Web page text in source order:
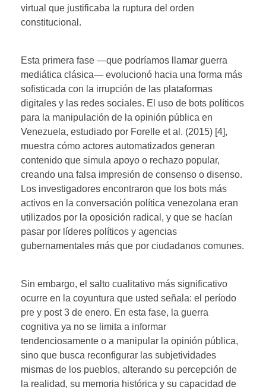
virtual que justificaba la ruptura del orden
constitucional.
Esta primera fase —que podríamos llamar guerra
mediática clásica— evolucionó hacia una forma más
sofisticada con la irrupción de las plataformas
digitales y las redes sociales. El uso de bots políticos
para la manipulación de la opinión pública en
Venezuela, estudiado por Forelle et al. (2015) [4],
muestra cómo actores automatizados generan
contenido que simula apoyo o rechazo popular,
creando una falsa impresión de consenso o disenso.
Los investigadores encontraron que los bots más
activos en la conversación política venezolana eran
utilizados por la oposición radical, y que se hacían
pasar por líderes políticos y agencias
gubernamentales más que por ciudadanos comunes.
Sin embargo, el salto cualitativo más significativo
ocurre en la coyuntura que usted señala: el período
pre y post 3 de enero. En esta fase, la guerra
cognitiva ya no se limita a informar
tendenciosamente o a manipular la opinión pública,
sino que busca reconfigurar las subjetividades
mismas de los pueblos, alterando su percepción de
la realidad, su memoria histórica y su capacidad de